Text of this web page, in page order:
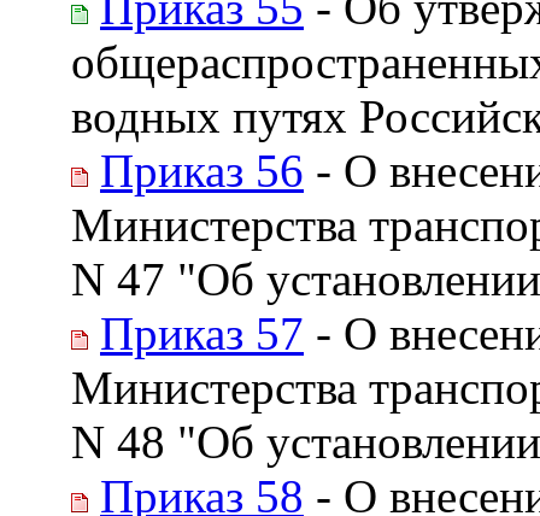
водных путях
Приказ 56 - О
Министерства
N 47 "Об
Приказ 57 - О
Министерства
N 48 "Об
Приказ 58 - О